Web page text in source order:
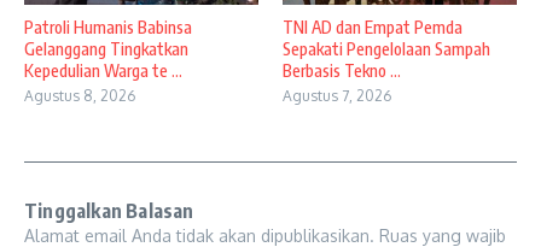
Patroli Humanis Babinsa
Gelanggang Tingkatkan
Kepedulian Warga te ...
Agustus 8, 2026
TNI AD dan Empat Pemda
Sepakati Pengelolaan Sampah
Berbasis Tekno ...
Agustus 7, 2026
Tinggalkan Balasan
Alamat email Anda tidak akan dipublikasikan. Ruas yang wajib